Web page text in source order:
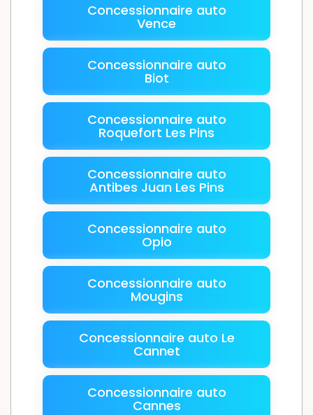
Concessionnaire auto
Vence
Concessionnaire auto
Biot
Concessionnaire auto
Roquefort Les Pins
Concessionnaire auto
Antibes Juan Les Pins
Concessionnaire auto
Opio
Concessionnaire auto
Mougins
Concessionnaire auto Le
Cannet
Concessionnaire auto
Cannes